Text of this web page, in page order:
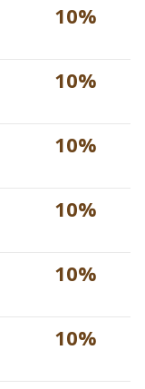
10%
10%
10%
10%
10%
10%